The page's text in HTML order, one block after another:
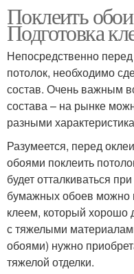
Поклеить
Подготовка
Непосредственно
потолок, необходимо
состав. Очень важным
состава – на рынке
разными
Разумеется, перед
обоями поклеить
будет отталкиваться
бумажных обоев можно
клеем, который хорошо
с тяжелыми
обоями) нужно
тяжелой отделки.